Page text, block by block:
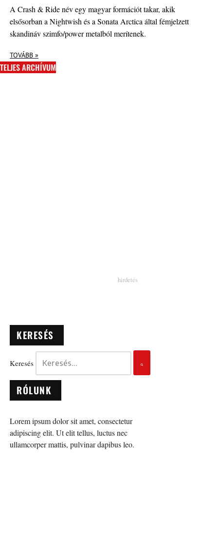
A Crash & Ride név egy magyar formációt takar, akik
elsősorban a Nightwish és a Sonata Arctica által fémjelzett
skandináv szimfo/power metalból merítenek.
TOVÁBB »
TELJES ARCHÍVUM
KERESÉS
Keresés
RÓLUNK
Lorem ipsum dolor sit amet, consectetur
adipiscing elit. Ut elit tellus, luctus nec
ullamcorper mattis, pulvinar dapibus leo.